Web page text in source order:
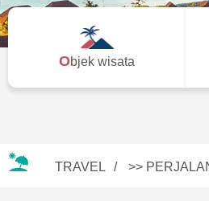
Objek wisata
TRAVEL >>